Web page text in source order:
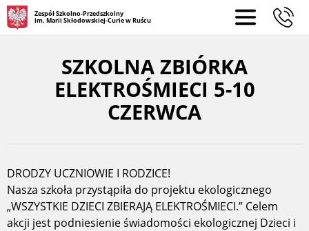
Zespół Szkolno-Przedszkolny
im. Marii Skłodowskiej-Curie w Ruścu
SZKOLNA ZBIÓRKA
ELEKTROŚMIECI 5-10
CZERWCA
DRODZY UCZNIOWIE I RODZICE!
Nasza szkoła przystąpiła do projektu ekologicznego
„WSZYSTKIE DZIECI ZBIERAJĄ ELEKTROŚMIECI.” Celem
akcji jest podniesienie świadomości ekologicznej Dzieci i